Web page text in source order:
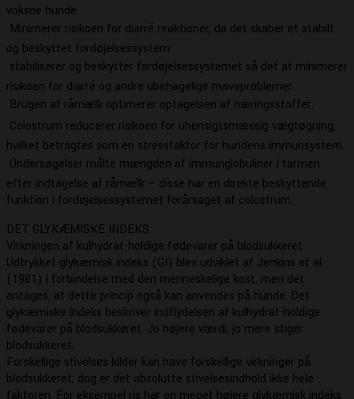
voksne hunde.
 Minimerer risikoen for diarré reaktioner, da det skaber et stabilt
og beskyttet fordøjelsessystem.
 stabiliserer og beskytter fordøjelsessystemet så det at minimerer
risikoen for diarré og andre ubehagelige maveproblemer.
 Brugen af råmælk optimerer optagelsen af næringsstoffer.
 Colostrum reducerer risikoen for uhensigtsmæssig vægtøgning,
hvilket betragtes som en stressfaktor for hundens immunsystem.
 Undersøgelser målte mængden af immunglobuliner i tarmen
efter indtagelse af råmælk – disse har en direkte beskyttende
funktion i fordøjelsessystemet forårsaget af colostrum.
DET GLYKÆMISKE INDEKS
Virkningen af kulhydrat-holdige fødevarer på blodsukkeret
Udtrykket glykæmisk indeks (GI) blev udviklet af Jenkins et al.
(1981) i forbindelse med den menneskelige kost, men det
antages, at dette princip også kan anvendes på hunde. Det
glykæmiske indeks beskriver indflydelsen af kulhydrat-holdige
fødevarer på blodsukkeret. Jo højere værdi, jo mere stiger
blodsukkeret.
Forskellige stivelses kilder kan have forskellige virkninger på
blodsukkeret; dog er det absolutte stivelsesindhold ikke hele
faktoren. For eksempel ris har en meget højere glykæmisk indeks